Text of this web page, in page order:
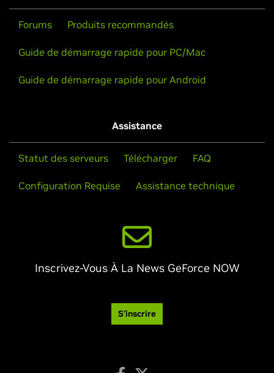
Forums Produits recommandés
Guide de démarrage rapide pour PC/Mac
Guide de démarrage rapide pour Android
Assistance
Statut des serveurs Télécharger FAQ
Configuration Requise Assistance technique
Inscrivez-Vous À La News GeForce NOW
S’inscrire